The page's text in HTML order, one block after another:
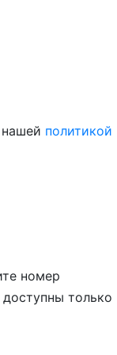
политикой
номер
только